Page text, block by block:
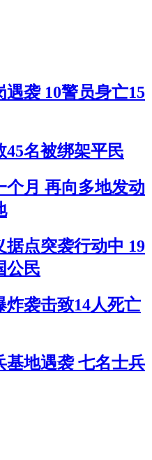
遇袭 10警员身亡15
名被绑架平民
个月 再向多地发动
点突袭行动中 19
公民
袭击致14人死亡
基地遇袭 七名士兵